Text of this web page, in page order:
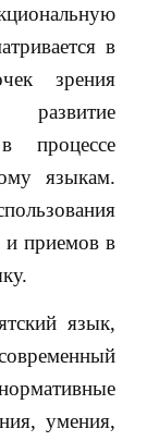
в
зрения
процессе
языкам.
и приемов в
язык,
умения,